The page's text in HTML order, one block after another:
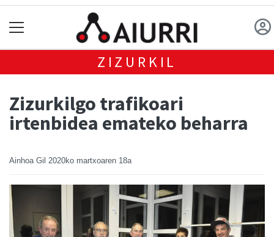
ZIZURKIL
Zizurkilgo trafikoari
irtenbidea emateko beharra
Ainhoa Gil 2020ko martxoaren 18a